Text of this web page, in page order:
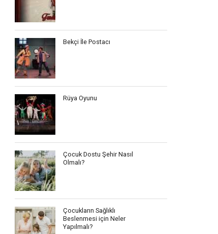
Bekçi İle Postacı
Rüya Oyunu
Çocuk Dostu Şehir Nasıl
Olmalı?
Çocukların Sağlıklı
Beslenmesi için Neler
Yapılmalı?